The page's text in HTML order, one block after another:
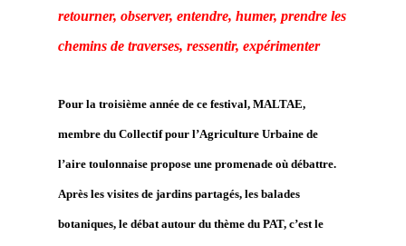
retourner, observer, entendre, humer, prendre les
chemins de traverses, ressentir, expérimenter
Pour la troisième année de ce festival, MALTAE,
membre du Collectif pour l’Agriculture Urbaine de
l’aire toulonnaise propose une promenade où débattre.
Après les visites de jardins partagés, les balades
botaniques, le débat autour du thème du PAT, c’est le